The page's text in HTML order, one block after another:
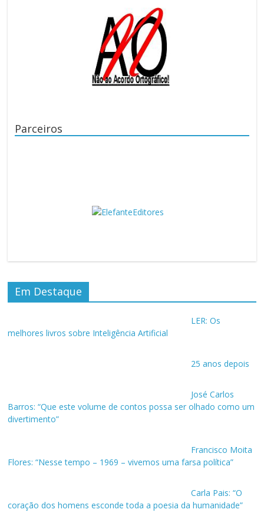
Parceiros
Em Destaque
LER: Os
melhores livros sobre Inteligência Artificial
25 anos depois
José Carlos
Barros: “Que este volume de contos possa ser olhado como um
divertimento”
Francisco Moita
Flores: “Nesse tempo – 1969 – vivemos uma farsa política”
Carla Pais: “O
coração dos homens esconde toda a poesia da humanidade”